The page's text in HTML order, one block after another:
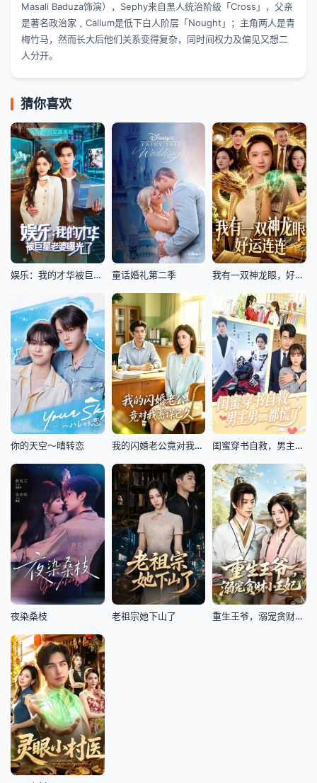
Masali Baduza饰演），Sephy来自黑人统治阶级「Cross」，父亲
是著名政治家﹑Callum是低下白人阶层「Nought」；主角两人是青
梅竹马，然而长大后他们关系变得复杂，同时间权力及偏见又想二
人分开。
猜你喜欢
娱乐：我的才华被巨星老婆曝光了 童话婚礼第二季 我有一双神龙眼，好运连连
你的天空～晴转恋 我的闪婚老公竟对我蓄谋已久 闺蜜穿书自救，男主男二都慌了
夜染桑枝 老祖宗她下山了 重生王爷，溺宠贪财小王妃